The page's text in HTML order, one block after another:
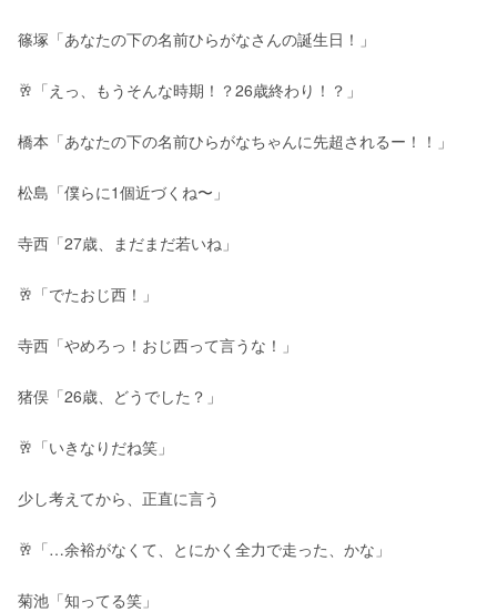
篠塚「あなたの下の名前ひらがなさんの誕生日！」
🥂「えっ、もうそんな時期！？26歳終わり！？」
橋本「あなたの下の名前ひらがなちゃんに先超されるー！！」
松島「僕らに1個近づくね〜」
寺西「27歳、まだまだ若いね」
🥂「でたおじ西！」
寺西「やめろっ！おじ西って言うな！」
猪俣「26歳、どうでした？」
🥂「いきなりだね笑」
少し考えてから、正直に言う
🥂「…余裕がなくて、とにかく全力で走った、かな」
菊池「知ってる笑」